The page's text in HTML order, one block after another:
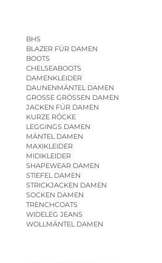
BHS
BLAZER FÜR DAMEN
BOOTS
CHELSEABOOTS
DAMENKLEIDER
DAUNENMÄNTEL DAMEN
GROSSE GRÖSSEN DAMEN
JACKEN FÜR DAMEN
KURZE RÖCKE
LEGGINGS DAMEN
MÄNTEL DAMEN
MAXIKLEIDER
MIDIKLEIDER
SHAPEWEAR DAMEN
STIEFEL DAMEN
STRICKJACKEN DAMEN
SOCKEN DAMEN
TRENCHCOATS
WIDELEG JEANS
WOLLMÄNTEL DAMEN